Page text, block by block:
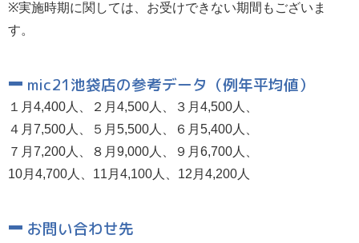
※実施時期に関しては、お受けできない期間もございま
す。
mic21池袋店の参考データ（例年平均値）
１月4,400人、２月4,500人、３月4,500人、
４月7,500人、５月5,500人、６月5,400人、
７月7,200人、８月9,000人、９月6,700人、
10月4,700人、11月4,100人、12月4,200人
お問い合わせ先